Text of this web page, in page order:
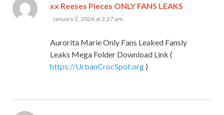
xx Reeses Pieces ONLY FANS LEAKS
January 2, 2026 at 2:27 am
Aurorita Marie Only Fans Leaked Fansly
Leaks Mega Folder Download Link (
https://UrbanCrocSpot.org )